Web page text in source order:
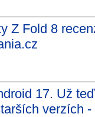
Z Fold 8
17. Už
verzích